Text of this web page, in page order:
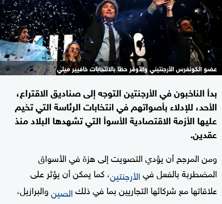
عضو الكونغرس الأرجنتيني والأوفر حظا بالانتخابات خافيير ميلي
بدأ الناخبون في الأرجنتين التوجه إلى صناديق الاقتراع،
الأحد، للإدلاء بأصواتهم في انتخابات الرئاسة التي تخيم
عليها الأزمة الاقتصادية الأسوأ التي تشهدها البلاد منذ
عقدين.
ومن المرجح أن يؤدي التصويت إلى هزة في الأسواق
المضطربة بالفعل فيالأرجنتين، كما يمكن أن يؤثر على
علاقاتها مع شركائها التجاريين بما في ذلكالصينوالبرازيل،